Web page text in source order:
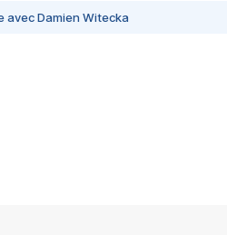
avec Damien Witecka